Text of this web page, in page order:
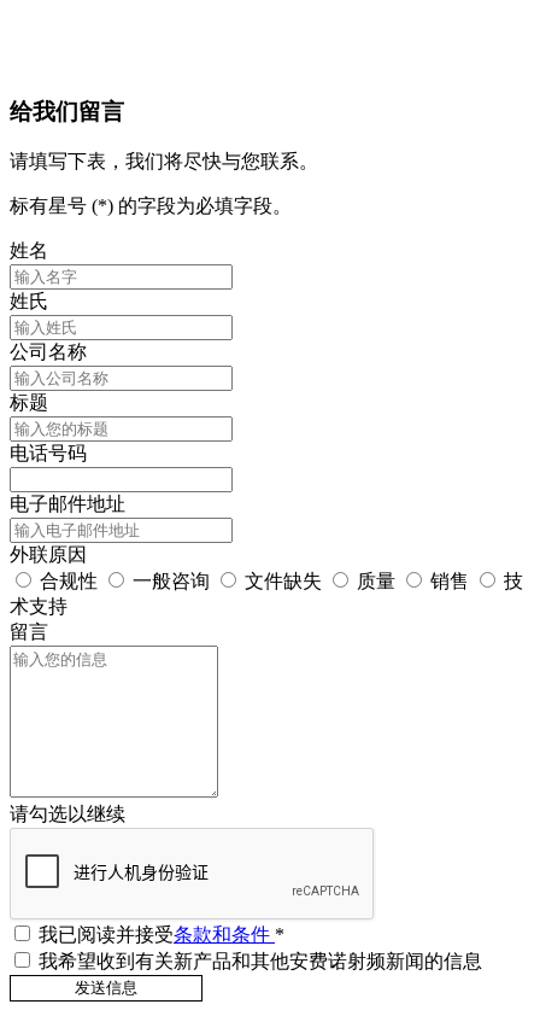
给我们留言
请填写下表，我们将尽快与您联系。
标有星号 (*) 的字段为必填字段。
姓名
姓氏
公司名称
标题
电话号码
电子邮件地址
外联原因
合规性
一般咨询 文件缺失 质量 销售
技
术支持
留言
请勾选以继续
我已阅读并接受条款和条件 *
我希望收到有关新产品和其他安费诺射频新闻的信息